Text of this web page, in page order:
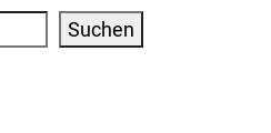
Suchen